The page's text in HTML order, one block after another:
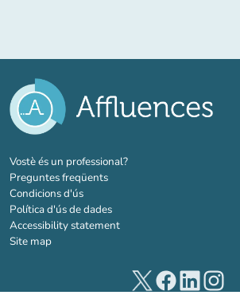
Vostè és un professional?(new tab)
Preguntes freqüents
Condicions d'ús
Política d'ús de dades
Accessibility statement
Site map
(new tab)(new tab)(new tab)